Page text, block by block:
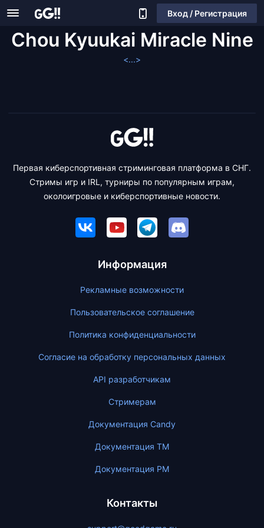
Вход / Регистрация
Chou Kyuukai Miracle Nine
<...>
Первая киберспортивная стриминговая платформа в СНГ.
Стримы игр и IRL, турниры по популярным играм,
околоигровые и киберспортивные новости.
Информация
Рекламные возможности
Пользовательское соглашение
Политика конфиденциальности
Согласие на обработку персональных данных
API разработчикам
Стримерам
Документация Candy
Документация ТМ
Документация PM
Контакты